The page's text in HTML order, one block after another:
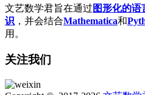
文艺数学君旨在通过 图形化的语
识 ，并会结合Mathematica和
用。
关注我们